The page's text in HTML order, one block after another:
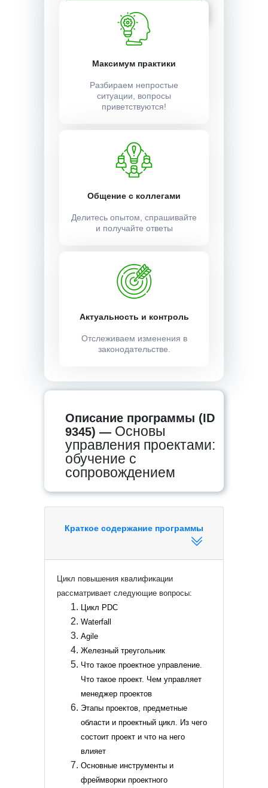
Максимум практики
Разбираем непростые
ситуации, вопросы
приветствуются!
Общение с коллегами
Делитесь опытом, спрашивайте
и получайте ответы
Актуальность и контроль
Отслеживаем изменения в
законодательстве.
Описание программы (ID
9345) — Основы
управления проектами:
обучение с
сопровождением
Краткое содержание программы
Цикл повышения квалификации
рассматривает следующие вопросы:
Цикл PDC
Waterfall
Agile
Железный треугольник
Что такое проектное управление.
Что такое проект. Чем управляет
менеджер проектов
Этапы проектов, предметные
области и проектный цикл. Из чего
состоит проект и что на него
влияет
Основные инструменты и
фреймворки проектного